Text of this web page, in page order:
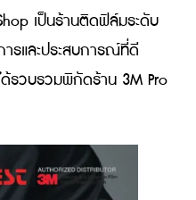
ละการดูแลที่เป็นมืออาชีพ
จากSPMS-ESTเพราะเป็นร้านที่
าก 3M
Pro Shop เป็นร้านติดฟิล์
อบบริการและประสบการณ์
วามนี้ได้รวบรวมพิกัดร้าน